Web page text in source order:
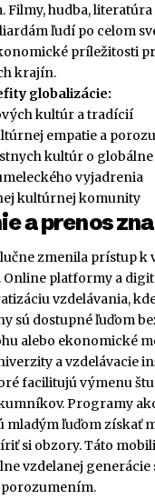
hudba, literatúra
ľudí po celom
príležitosti
krajín.
globalizácie:
kultúr a tradícií
empatie a
kultúr o
vyjadrenia
kultúrnej komunity
a prenos
zmenila prístup k
Online platformy a
vzdelávania,
sú dostupné ľuďom
alebo ekonomické
a vzdelávacie
facilitujú výmenu
Programy
mladým ľuďom získať
si obzory. Táto
vzdelanej generácie